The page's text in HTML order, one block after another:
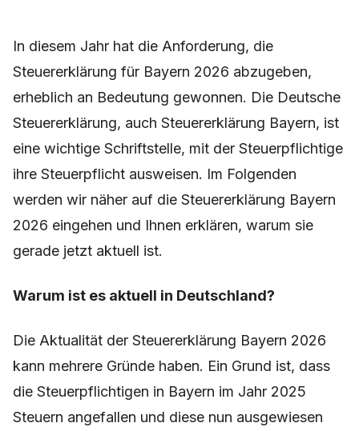
In diesem Jahr hat die Anforderung, die
Steuererklärung für Bayern 2026 abzugeben,
erheblich an Bedeutung gewonnen. Die Deutsche
Steuererklärung, auch Steuererklärung Bayern, ist
eine wichtige Schriftstelle, mit der Steuerpflichtige
ihre Steuerpflicht ausweisen. Im Folgenden
werden wir näher auf die Steuererklärung Bayern
2026 eingehen und Ihnen erklären, warum sie
gerade jetzt aktuell ist.
Warum ist es aktuell in Deutschland?
Die Aktualität der Steuererklärung Bayern 2026
kann mehrere Gründe haben. Ein Grund ist, dass
die Steuerpflichtigen in Bayern im Jahr 2025
Steuern angefallen und diese nun ausgewiesen